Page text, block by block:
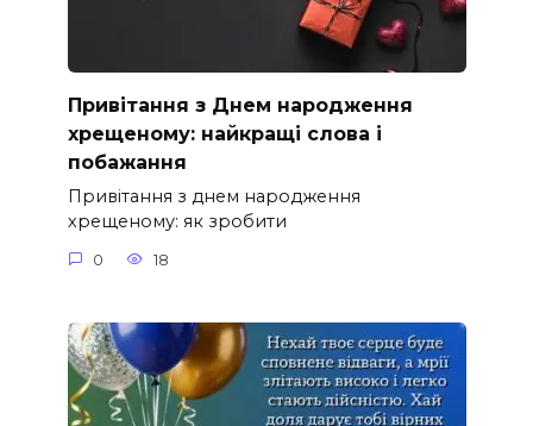
Привітання з Днем народження
хрещеному: найкращі слова і
побажання
Привітання з днем народження
хрещеному: як зробити
0 18